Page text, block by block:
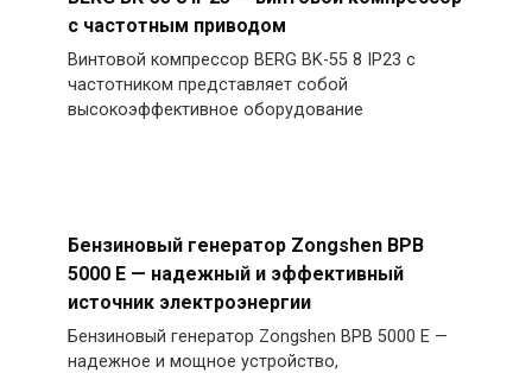
с частотным приводом
Винтовой компрессор BERG BK-55 8 IP23 с
частотником представляет собой
высокоэффективное оборудование
Бензиновый генератор Zongshen BPB
5000 E — надежный и эффективный
источник электроэнергии
Бензиновый генератор Zongshen BPB 5000 E —
надежное и мощное устройство,